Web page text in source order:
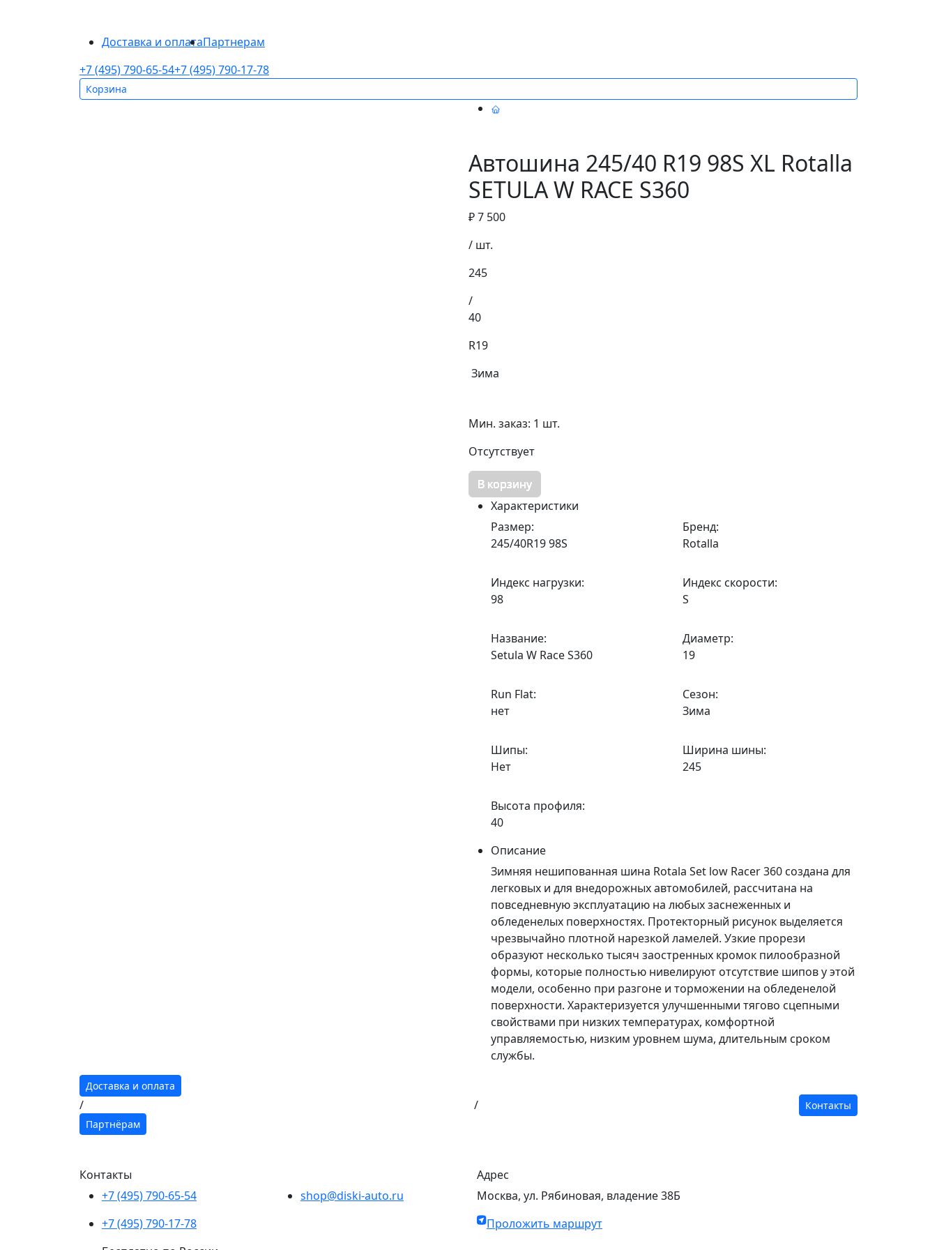
Доставка и оплатаПартнерам
+7 (495) 790-65-54+7 (495) 790-17-78
Корзина
Автошина 245/40 R19 98S XL Rotalla
SETULA W RACE S360
₽ 7 500
/ шт.
245
/
40
R19
Зима
Мин. заказ: 1 шт.
Отсутствует
В корзину
Характеристики
Размер:
245/40R19 98S
Бренд:
Rotalla
Индекс нагрузки:
98
Индекс скорости:
S
Название:
Setula W Race S360
Диаметр:
19
Run Flat:
нет
Сезон:
Зима
Шипы:
Нет
Ширина шины:
245
Высота профиля:
40
Описание
Зимняя нешипованная шина Rotala Set low Racer 360 создана для
легковых и для внедорожных автомобилей, рассчитана на
повседневную эксплуатацию на любых заснеженных и
обледенелых поверхностях. Протекторный рисунок выделяется
чрезвычайно плотной нарезкой ламелей. Узкие прорези
образуют несколько тысяч заостренных кромок пилообразной
формы, которые полностью нивелируют отсутствие шипов у этой
модели, особенно при разгоне и торможении на обледенелой
поверхности. Характеризуется улучшенными тягово сцепными
свойствами при низких температурах, комфортной
управляемостью, низким уровнем шума, длительным сроком
службы.
Доставка и оплата
/
Партнёрам
/ Контакты
Контакты
+7 (495) 790-65-54
+7 (495) 790-17-78
shop@diski-auto.ru
Адрес
Москва, ул. Рябиновая, владение 38Б
Проложить маршрут